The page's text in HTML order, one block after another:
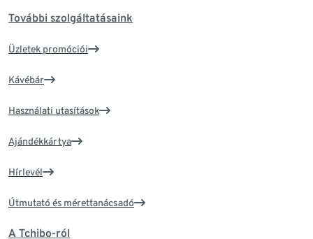
További szolgáltatásaink
Üzletek promóciói
Kávébár
Használati utasítások
Ajándékkártya
Hírlevél
Útmutató és mérettanácsadó
A Tchibo-ról